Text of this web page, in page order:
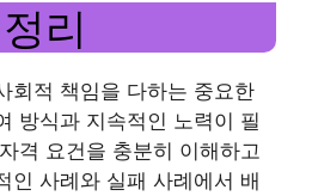
리
회적 책임을 다하는 중요한
방식과 지속적인 노력이 필
격 요건을 충분히 이해하고
인 사례와 실패 사례에서 배